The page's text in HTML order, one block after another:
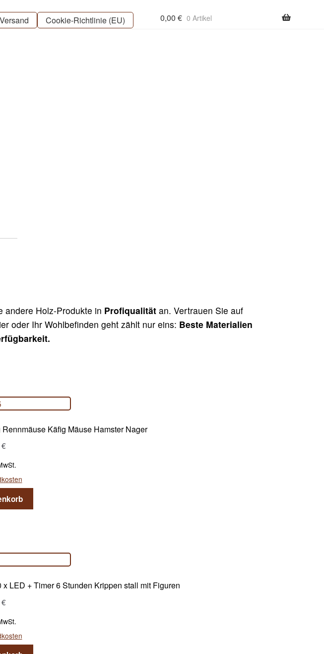
Cookie-Richtlinie (EU) 0,00 € 0 Artikel
andere Holz-Produkte in Profiqualität an. Vertrauen Sie auf
oder Ihr Wohlbefinden geht zählt nur eins: Beste Materialien
Käfig Mäuse Hamster Nager
€
LED + Timer 6 Stunden Krippen stall mit Figuren
€